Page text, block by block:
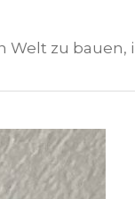
zu bauen,